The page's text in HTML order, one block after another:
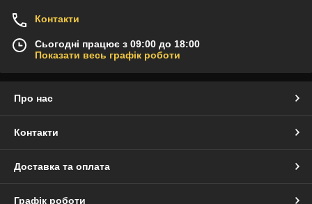
Контакти
Сьогодні працює з 09:00 до 18:00
Показати весь графік роботи
Про нас
Контакти
Доставка та оплата
Графік роботи